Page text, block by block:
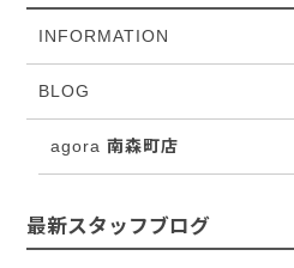
INFORMATION
BLOG
agora 南森町店
最新スタッフブログ